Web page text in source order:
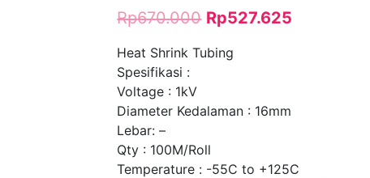
Rp670.000 Rp527.625
Heat Shrink Tubing
Spesifikasi :
Voltage : 1kV
Diameter Kedalaman : 16mm
Lebar: –
Qty : 100M/Roll
Temperature : -55C to +125C